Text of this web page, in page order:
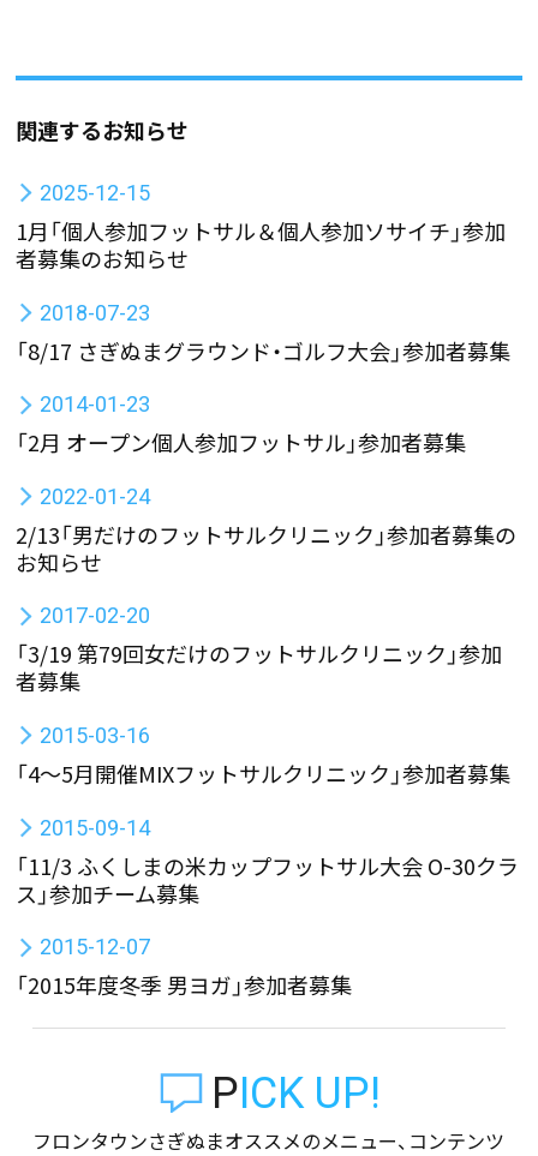
関連するお知らせ
2025-12-15
1月「個人参加フットサル＆個人参加ソサイチ」参加
者募集のお知らせ
2018-07-23
「8/17 さぎぬまグラウンド・ゴルフ大会」参加者募集
2014-01-23
「2月 オープン個人参加フットサル」参加者募集
2022-01-24
2/13「男だけのフットサルクリニック」参加者募集の
お知らせ
2017-02-20
「3/19 第79回女だけのフットサルクリニック」参加
者募集
2015-03-16
「4〜5月開催MIXフットサルクリニック」参加者募集
2015-09-14
「11/3 ふくしまの米カップフットサル大会 O-30クラ
ス」参加チーム募集
2015-12-07
「2015年度冬季 男ヨガ」参加者募集
PICK UP!
フロンタウンさぎぬまオススメのメニュー、コンテンツ